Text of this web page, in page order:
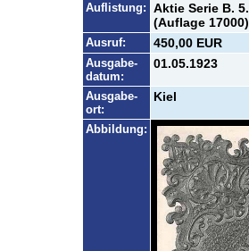
Auflistung: Aktie Serie B.
(Auflage
Ausruf: 450,00 EUR
Ausgabe-
datum:
01.05.1923
Ausgabe-
ort:
Kiel
Abbildung: